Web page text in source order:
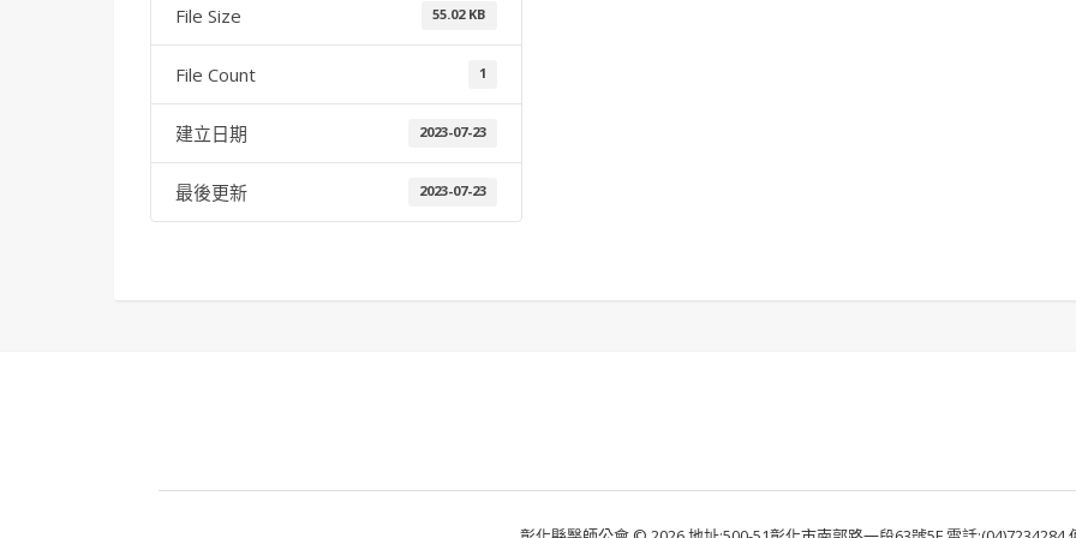
File Size 55.02 KB
File Count 1
建立日期 2023-07-23
最後更新 2023-07-23